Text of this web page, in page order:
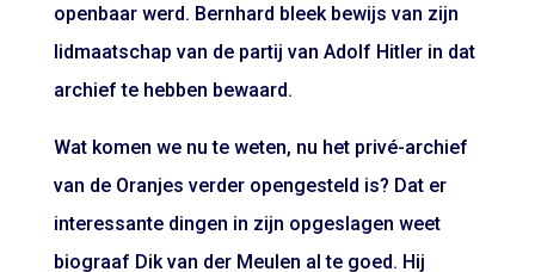
openbaar werd. Bernhard bleek bewijs van zijn
lidmaatschap van de partij van Adolf Hitler in dat
archief te hebben bewaard.
Wat komen we nu te weten, nu het privé-archief
van de Oranjes verder opengesteld is? Dat er
interessante dingen in zijn opgeslagen weet
biograaf Dik van der Meulen al te goed. Hij